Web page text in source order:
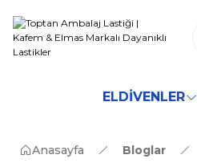
ELDİVENLER
Anasayfa Bloglar